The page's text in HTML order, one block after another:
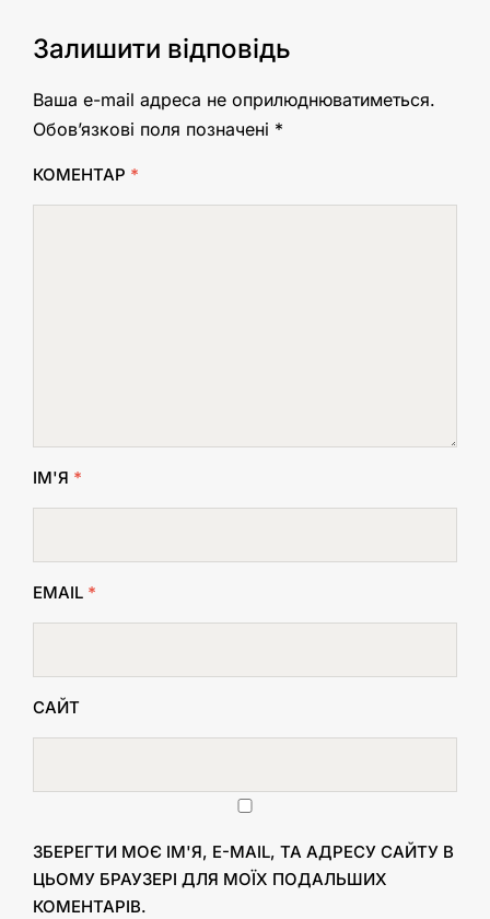
Залишити відповідь
Ваша e-mail адреса не оприлюднюватиметься.
Обов’язкові поля позначені *
КОМЕНТАР *
ІМ'Я *
EMAIL *
САЙТ
ЗБЕРЕГТИ МОЄ ІМ'Я, E-MAIL, ТА АДРЕСУ САЙТУ В
ЦЬОМУ БРАУЗЕРІ ДЛЯ МОЇХ ПОДАЛЬШИХ
КОМЕНТАРІВ.